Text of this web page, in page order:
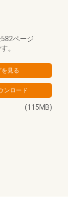
ページ
。
(115MB)